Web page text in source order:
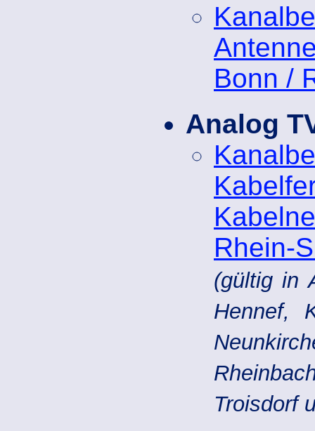
Bonn /
Analog
Rhein-
(gültig in
Hennef,
Troisdorf